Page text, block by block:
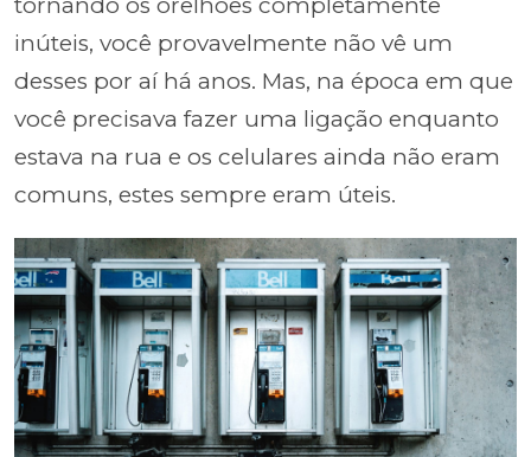
inúteis, você provavelmente não vê um
desses por aí há anos. Mas, na época em que
você precisava fazer uma ligação enquanto
estava na rua e os celulares ainda não eram
comuns, estes sempre eram úteis.